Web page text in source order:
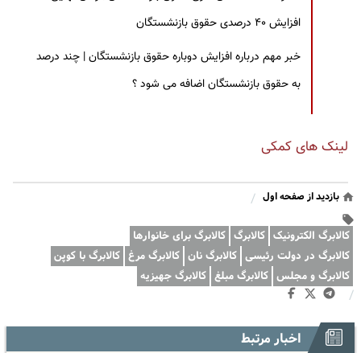
افزایش ۴۰ درصدی حقوق بازنشستگان
خبر مهم درباره افزایش دوباره حقوق بازنشستگان | چند درصد
به حقوق بازنشستگان اضافه می شود ؟
لینک های کمکی
بازدید از صفحه اول /
کالابرگ الکترونیک کالابرگ کالابرگ برای خانوارها
کالابرگ در دولت رئیسی کالابرگ نان کالابرگ مرغ کالابرگ با کوپن
کالابرگ و مجلس کالابرگ مبلغ کالابرگ جهیزیه
/
اخبار مرتبط